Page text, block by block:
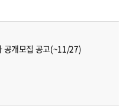
공개모집 공고(~11/27)